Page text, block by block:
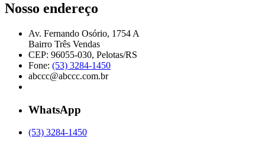
Nosso endereço
Av. Fernando Osório, 1754 A
Bairro Três Vendas
CEP: 96055-030, Pelotas/RS
Fone: (53) 3284-1450
abccc@abccc.com.br
WhatsApp
(53) 3284-1450